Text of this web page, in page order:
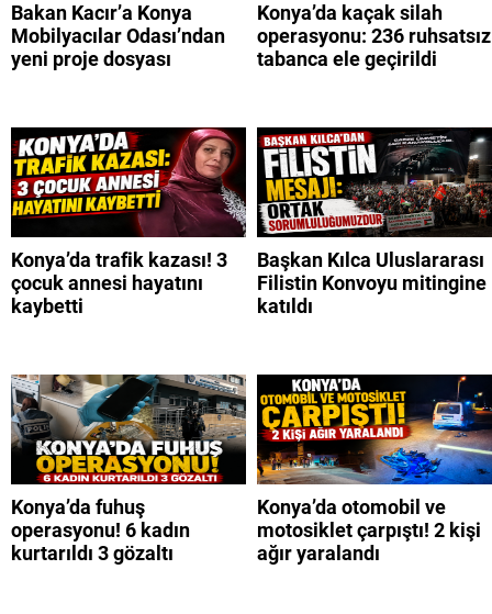
Bakan Kacır’a Konya
Mobilyacılar Odası’ndan
yeni proje dosyası
Konya’da kaçak silah
operasyonu: 236 ruhsatsız
tabanca ele geçirildi
Konya’da trafik kazası! 3
çocuk annesi hayatını
kaybetti
Başkan Kılca Uluslararası
Filistin Konvoyu mitingine
katıldı
Konya’da fuhuş
operasyonu! 6 kadın
kurtarıldı 3 gözaltı
Konya’da otomobil ve
motosiklet çarpıştı! 2 kişi
ağır yaralandı